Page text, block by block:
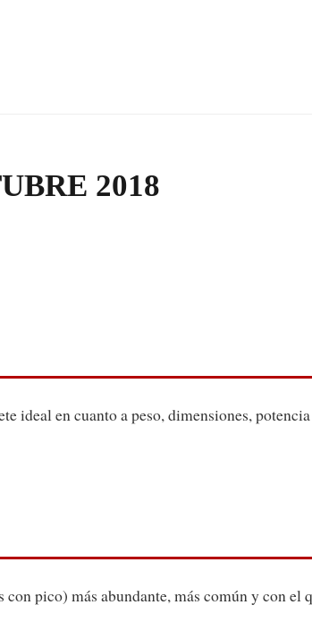
2018
ideal en cuanto a peso, dimensiones,
pico) más abundante, más común y con el